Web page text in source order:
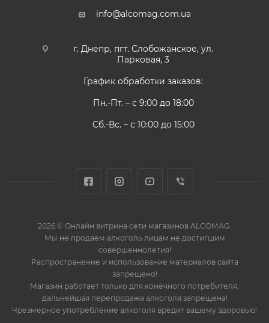
info@alcomag.com.ua
г. Днепр, пгт. Слобожанское, ул.
Парковая, 3
График обработки заказов:
Пн.-Пт. – с 9:00 до 18:00
Сб.-Вс. – с 10:00 до 15:00
2026 © Онлайн витрина сети магазинов ALCOMAG.
Мы не продаем алкоголь лицам не достигшим
совершеннолетия!
Распространение и использование материалов сайта
запрещено!
Магазин работает только для конечного потребителя,
дальнейшая перепродажа алкоголя запрещена!
Чрезмерное употребление алкоголя вредит вашему здоровью!